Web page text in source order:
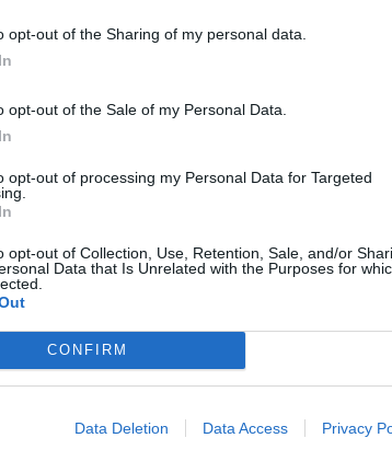
opt-out of the Sharing of my personal data.
opt-out of the Sale of my Personal Data.
opt-out of processing my Personal Data for Targeted
opt-out of Collection, Use, Retention, Sale, and/or
Data that Is Unrelated with the Purposes for
CONFIRM
Data Deletion Data Access Privacy
Pegasus Magdalena Sroka na posiedzeniu komisji. (fot. Marcin
Pytamy o to przewodniczącą Magdalenę
prac w kancelarii tajnej.
mówi o „fikcji” prac i zarzuca sejmowej
ds. Pegasusa, zapowiadał rychły koniec jej
na forum komisji opinii publicznej –mówił
wówczas w